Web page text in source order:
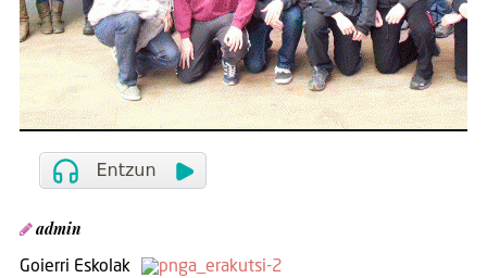
admin
Goierri Eskolak